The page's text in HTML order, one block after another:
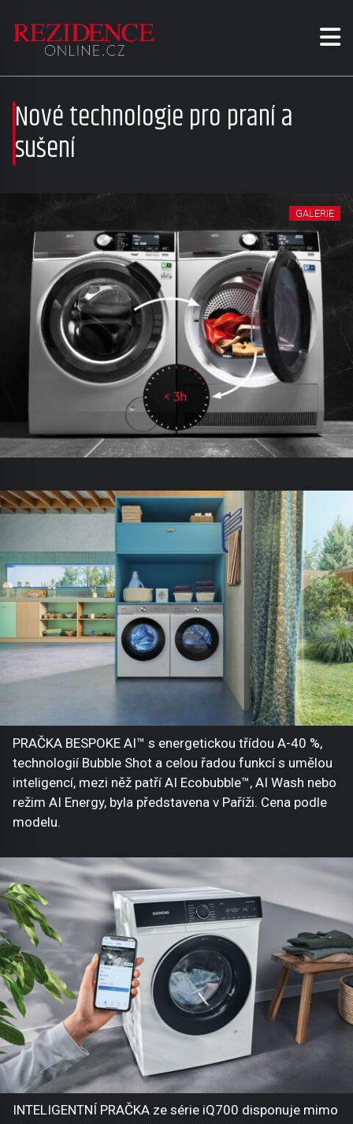
Nové technologie pro praní a
sušení
GALERIE
PRAČKA BESPOKE AI™ s energetickou třídou A-40 %,
technologií Bubble Shot a celou řadou funkcí s umělou
inteligencí, mezi něž patří AI Ecobubble™, AI Wash nebo
režim AI Energy, byla představena v Paříži. Cena podle
modelu.
INTELIGENTNÍ PRAČKA ze série iQ700 disponuje mimo